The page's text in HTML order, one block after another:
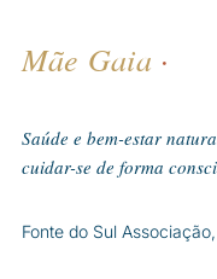
Mãe Gaia ·
Saúde e bem-estar
cuidar-se de forma
Fonte do Sul